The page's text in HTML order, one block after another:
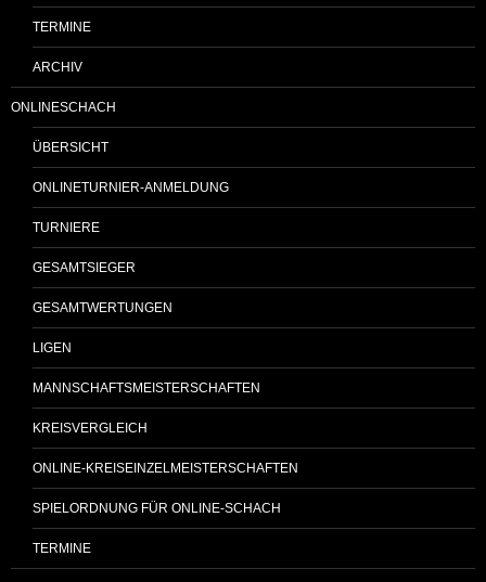
TERMINE
ARCHIV
ONLINESCHACH
ÜBERSICHT
ONLINETURNIER-ANMELDUNG
TURNIERE
GESAMTSIEGER
GESAMTWERTUNGEN
LIGEN
MANNSCHAFTSMEISTERSCHAFTEN
KREISVERGLEICH
ONLINE-KREISEINZELMEISTERSCHAFTEN
SPIELORDNUNG FÜR ONLINE-SCHACH
TERMINE